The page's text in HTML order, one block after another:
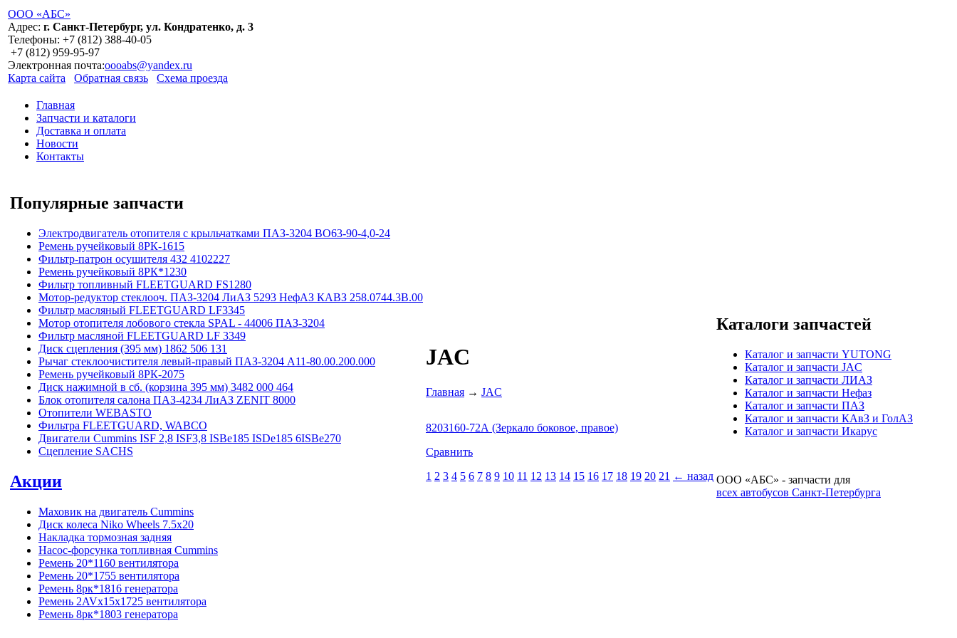
ООО «АБС»
Адрес: г. Санкт-Петербург, ул. Кондратенко, д. 3
Телефоны: +7 (812) 388-40-05
+7 (812) 959-95-97
Электронная почта:oooabs@yandex.ru
Карта сайта
Обратная связь Схема проезда
Главная
Запчасти и каталоги
Доставка и оплата
Новости
Контакты
Популярные запчасти
Электродвигатель отопителя с крыльчатками ПАЗ-3204 ВО63-90-4,0-24
Ремень ручейковый 8РК-1615
Фильтр-патрон осушителя 432 4102227
Ремень ручейковый 8РК*1230
Фильтр топливный FLEETGUARD FS1280
Мотор-редуктор стеклооч. ПАЗ-3204 ЛиАЗ 5293 НефАЗ КАВЗ 258.0744.3B.00
Фильтр масляный FLEETGUARD LF3345
Мотор отопителя лобового стекла SPAL - 44006 ПАЗ-3204
Фильтр масляной FLEETGUARD LF 3349
Диск сцепления (395 мм) 1862 506 131
Рычаг стеклоочистителя левый-правый ПАЗ-3204 А11-80.00.200.000
Ремень ручейковый 8РК-2075
Диск нажимной в сб. (корзина 395 мм) 3482 000 464
Блок отопителя салона ПАЗ-4234 ЛиАЗ ZENIT 8000
Отопители WEBASTO
Фильтра FLEETGUARD, WABCO
Двигатели Cummins ISF 2,8 ISF3,8 ISBe185 ISDe185 6ISBe270
Сцепление SACHS
Акции
Маховик на двигатель Cummins
Диск колеса Niko Wheels 7.5x20
Накладка тормозная задняя
Насос-форсунка топливная Cummins
Ремень 20*1160 вентилятора
Ремень 20*1755 вентилятора
Ремень 8рк*1816 генератора
Ремень 2AVx15x1725 вентилятора
Ремень 8рк*1803 генератора
JAC
Главная → JAC
8203160-72А (Зеркало боковое, правое)
Сравнить
1 2 3 4 5 6 7 8 9 10 11 12 13 14 15 16 17 18 19 20 21 ← назад
Каталоги запчастей
Каталог и запчасти YUTONG
Каталог и запчасти JAC
Каталог и запчасти ЛИАЗ
Каталог и запчасти Нефаз
Каталог и запчасти ПАЗ
Каталог и запчасти КАвЗ и ГолАЗ
Каталог и запчасти Икарус
ООО «АБС» - запчасти для
всех автобусов Санкт-Петербурга